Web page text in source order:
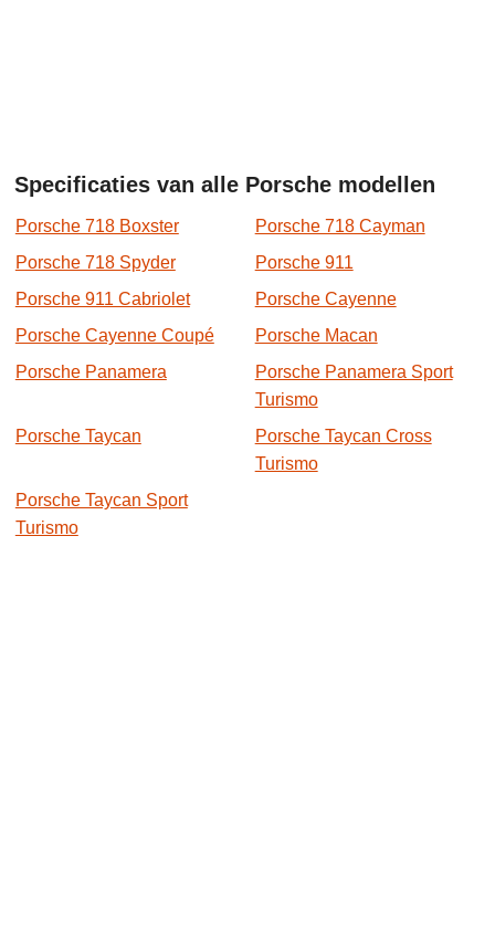
Specificaties van alle Porsche modellen
Porsche 718 Boxster
Porsche 718 Cayman
Porsche 718 Spyder
Porsche 911
Porsche 911 Cabriolet
Porsche Cayenne
Porsche Cayenne Coupé
Porsche Macan
Porsche Panamera
Porsche Panamera Sport
Turismo
Porsche Taycan
Porsche Taycan Cross
Turismo
Porsche Taycan Sport
Turismo